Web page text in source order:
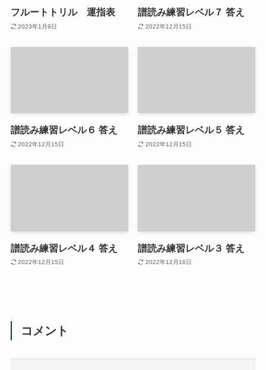
フルートトリル 運指表
2023年1月9日
譜読み練習レベル７ 答え
2022年12月15日
譜読み練習レベル６ 答え
2022年12月15日
譜読み練習レベル５ 答え
2022年12月15日
譜読み練習レベル４ 答え
2022年12月15日
譜読み練習レベル３ 答え
2022年12月16日
コメント